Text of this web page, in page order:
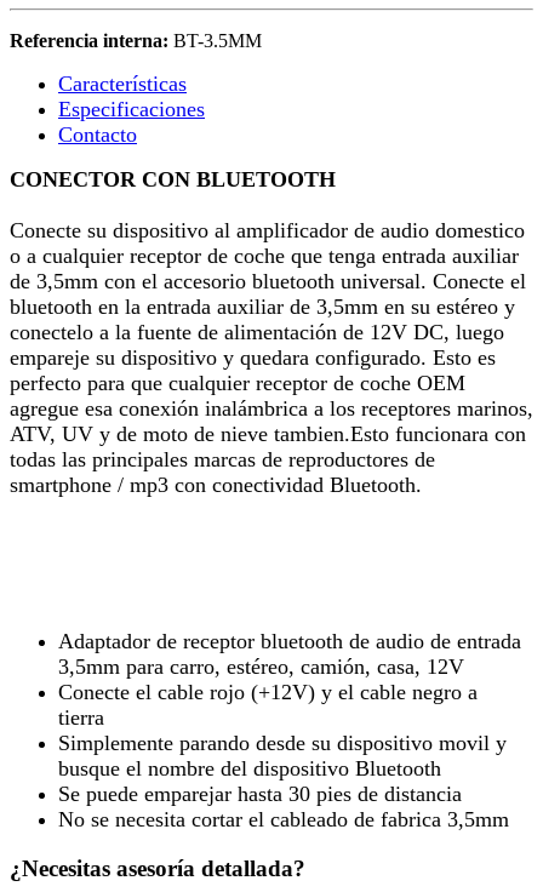
Referencia interna: BT-3.5MM
Características​
Especificaciones
Contacto
CONECTOR CON BLUETOOTH
Conecte su dispositivo al amplificador de audio domestico
o a cualquier receptor de coche que tenga entrada auxiliar
de 3,5mm con el accesorio bluetooth universal. Conecte el
bluetooth en la entrada auxiliar de 3,5mm en su estéreo y
conectelo a la fuente de alimentación de 12V DC, luego
empareje su dispositivo y quedara configurado. Esto es
perfecto para que cualquier receptor de coche OEM
agregue esa conexión inalámbrica a los receptores marinos,
ATV, UV y de moto de nieve tambien.Esto funcionara con
todas las principales marcas de reproductores de
smartphone / mp3 con conectividad Bluetooth.
Adaptador de receptor bluetooth de audio de entrada
3,5mm para carro, estéreo, camión, casa, 12V
Conecte el cable rojo (+12V) y el cable negro a
tierra
Simplemente parando desde su dispositivo movil y
busque el nombre del dispositivo Bluetooth
Se puede emparejar hasta 30 pies de distancia
No se necesita cortar el cableado de fabrica 3,5mm​
¿Necesitas asesoría detallada?